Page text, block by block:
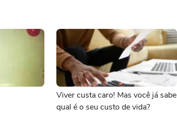
Viver custa caro! Mas você já sabe
qual é o seu custo de vida?